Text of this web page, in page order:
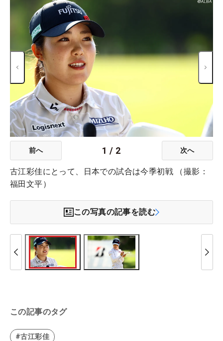
前へ 1 / 2 次へ
古江彩佳にとって、日本での試合は今季初戦 （撮影：
福田文平）
この写真の記事を読む
この記事のタグ
#古江彩佳